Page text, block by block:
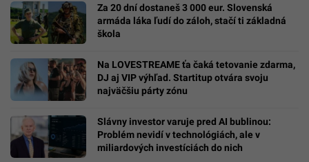
Za 20 dní dostaneš 3 000 eur. Slovenská
armáda láka ľudí do záloh, stačí ti základná
škola
Na LOVESTREAME ťa čaká tetovanie zdarma,
DJ aj VIP výhľad. Startitup otvára svoju
najväčšiu párty zónu
Slávny investor varuje pred AI bublinou:
Problém nevidí v technológiách, ale v
miliardových investíciách do nich